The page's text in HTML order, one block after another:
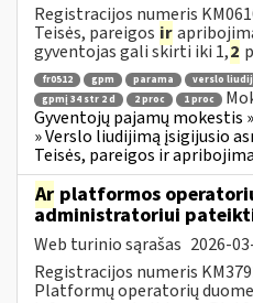
Registracijos numeris
Teisės, pareigos ir
gyventojas gali skirti iki 1,2
fr0512 gpm parama verslo
gpmį 34 str 2 d
2 proc 1 proc
Gyventojų pajamų mokestis
» Verslo liudijimą įsigijusio
Teisės, pareigos ir
Ar platformos
administratoriui
Web turinio sąrašas 2026-
Registracijos numeris
Platformų operatorių